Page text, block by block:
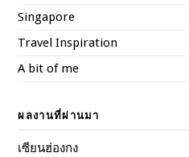
Singapore
Travel Inspiration
A bit of me
ผลงานที่ผ่านมา
เซียนฮ่องกง